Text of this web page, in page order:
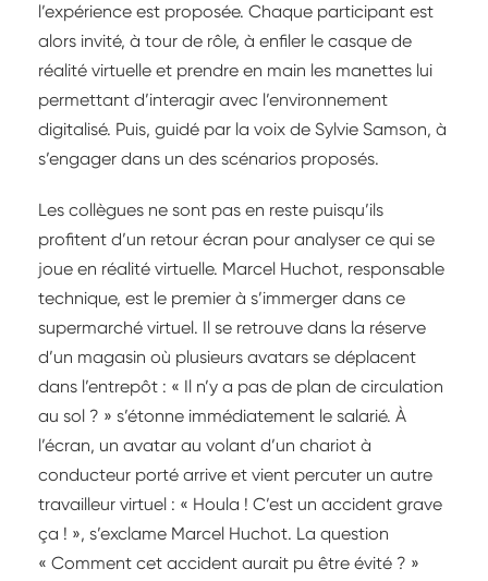
l’expérience est proposée. Chaque participant est
alors invité, à tour de rôle, à enfiler le casque de
réalité virtuelle et prendre en main les manettes lui
permettant d’interagir avec l’environnement
digitalisé. Puis, guidé par la voix de Sylvie Samson, à
s’engager dans un des scénarios proposés.
Les collègues ne sont pas en reste puisqu’ils
profitent d’un retour écran pour analyser ce qui se
joue en réalité virtuelle. Marcel Huchot, responsable
technique, est le premier à s’immerger dans ce
supermarché virtuel. Il se retrouve dans la réserve
d’un magasin où plusieurs avatars se déplacent
dans l’entrepôt : « Il n’y a pas de plan de circulation
au sol ? » s’étonne immédiatement le salarié. À
l’écran, un avatar au volant d’un chariot à
conducteur porté arrive et vient percuter un autre
travailleur virtuel : « Houla ! C’est un accident grave
ça ! », s’exclame Marcel Huchot. La question
« Comment cet accident aurait pu être évité ? »